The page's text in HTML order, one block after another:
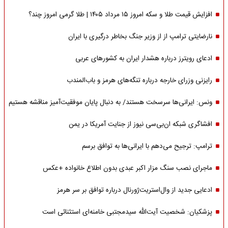
افزایش قیمت طلا و سکه امروز ۱۵ مرداد ۱۴۰۵ | طلا گرمی امروز چند؟
نارضایتی ترامپ از از وزیر جنگ بخاطر درگیری با ایران
ادعای رویترز درباره هشدار ایران به کشورهای عربی
رایزنی وزرای خارجه درباره تنگه‌های هرمز و باب‌المندب
ونس: ایرانی‌ها سرسخت هستند/ به دنبال پایان موفقیت‌آمیز مناقشه هستیم
افشاگری شبکه ان‌بی‌سی نیوز از جنایت آمریکا در یمن
ترامپ: ترجیح می‌دهم با ایرانی‌‌ها به توافق برسم
ماجرای نصب سنگ مزار اکبر عبدی بدون اطلاع خانواده +عکس
ادعایی جدید از وال‌استریت‌ژورنال درباره توافق بر سر هرمز
پزشکیان: شخصیت آیت‌الله سیدمجتبی خامنه‌ای استثنائی است